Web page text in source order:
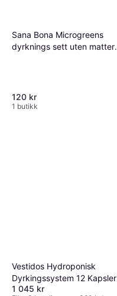
Sana Bona Microgreens
dyrknings sett uten matter
120 kr
1 butikk
Vestidos Hydroponisk
Dyrkingssystem 12 Kapsler
Innendørs Hagesystem Med
1 045 kr